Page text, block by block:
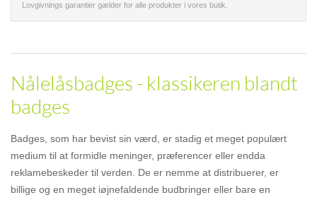
Lovgivnings garantier gælder for alle produkter i vores butik.
Nålelåsbadges - klassikeren blandt
badges
Badges, som har bevist sin værd, er stadig et meget populært
medium til at formidle meninger, præferencer eller endda
reklamebeskeder til verden. De er nemme at distribuerer, er
billige og en meget iøjnefaldende budbringer eller bare en